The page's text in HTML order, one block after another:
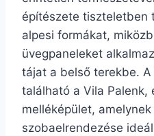
építészete tiszteletben
alpesi formákat,
üvegpaneleket
tájat a belső terekbe.
található a Vila Palenk,
melléképület,
szobaelrendezése